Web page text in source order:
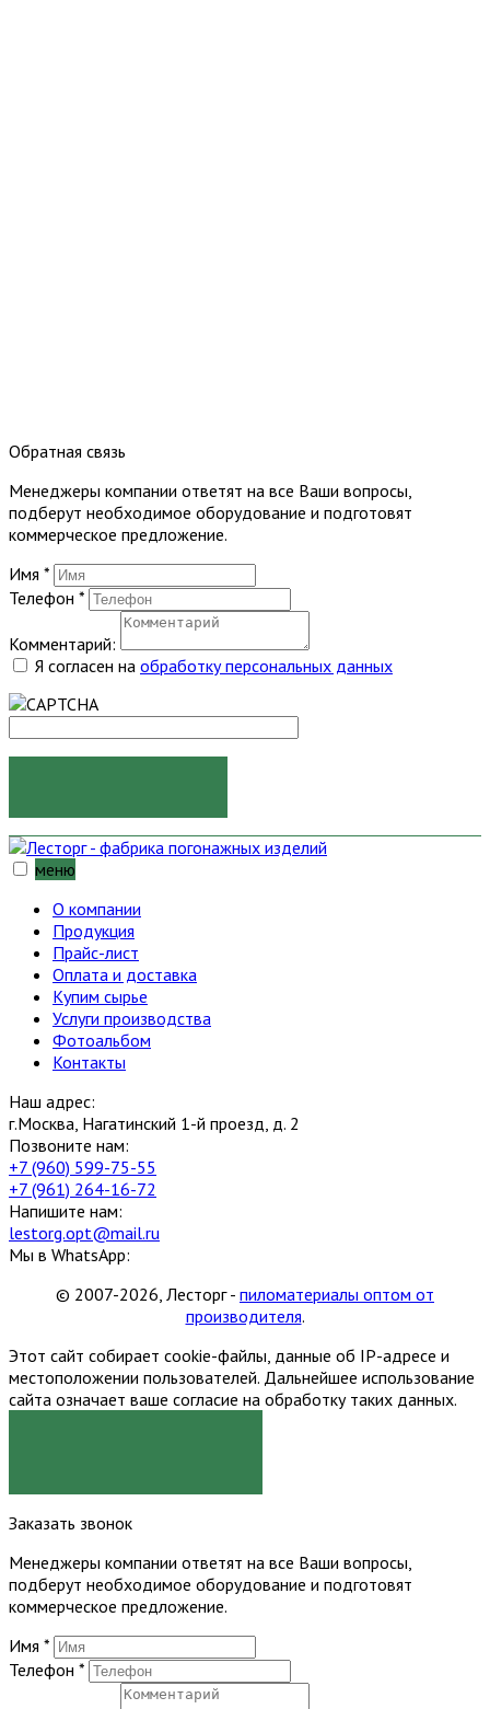
Обратная связь
Менеджеры компании ответят на все Ваши вопросы,
подберут необходимое оборудование и подготовят
коммерческое предложение.
Имя *
Телефон *
Комментарий:
Я согласен на обработку персональных данных
меню
О компании
Продукция
Прайс-лист
Оплата и доставка
Купим сырье
Услуги производства
Фотоальбом
Контакты
Наш адрес:
г.Москва, Нагатинский 1-й проезд, д. 2
Позвоните нам:
+7 (960) 599-75-55
+7 (961) 264-16-72
Напишите нам:
lestorg.opt@mail.ru
Мы в WhatsApp:
© 2007-2026, Лесторг - пиломатериалы оптом от
производителя.
Этот сайт собирает cookie-файлы, данные об IP-адресе и
местоположении пользователей. Дальнейшее использование
сайта означает ваше согласие на обработку таких данных.
Заказать звонок
Менеджеры компании ответят на все Ваши вопросы,
подберут необходимое оборудование и подготовят
коммерческое предложение.
Имя *
Телефон *